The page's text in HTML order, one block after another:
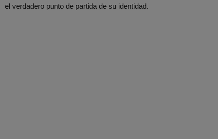
el verdadero punto de partida de su identidad.